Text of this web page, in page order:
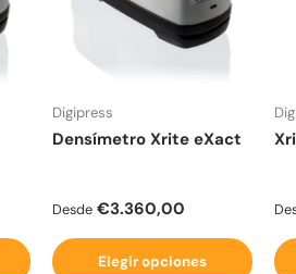
Digipress
Densímetro Xrite eXact
Precio normal
Desde €3.360,00
Elegir opciones